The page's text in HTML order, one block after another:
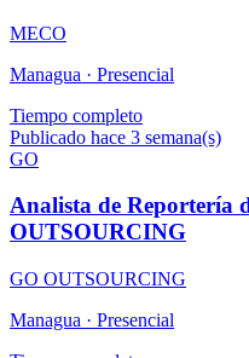
MECO
Managua · Presencial
Tiempo completo
Publicado hace 3 semana(s)
GO
Analista de Reportería
OUTSOURCING
GO OUTSOURCING
Managua · Presencial